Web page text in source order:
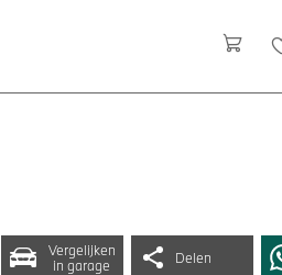
Vergelijken
in garage
Delen